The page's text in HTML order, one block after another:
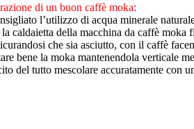
di un buon caffè moka:
l’utilizzo di acqua minerale
caldaietta della macchina da caffè moka
che sia asciutto, con il caffè
bene la moka mantenendola verticale
del tutto mescolare accuratamente con